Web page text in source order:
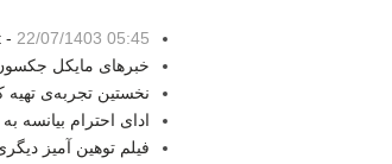
- 22/07/1403 05:45
خبرهای مایکل
نخستین تجربه‌ی
ادای احترام
فیلم توهین آمیز